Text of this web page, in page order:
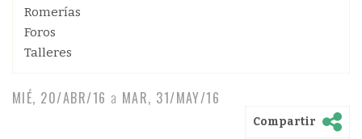
Romerías
Foros
Talleres
MIÉ, 20/ABR/16 a MAR, 31/MAY/16
Compartir